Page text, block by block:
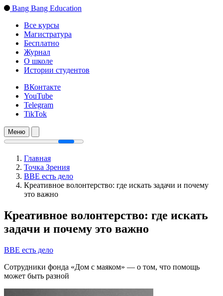
Bang Bang Education
Все курсы
Магистратура
Бесплатно
Журнал
О школе
Истории студентов
ВКонтакте
YouTube
Telegram
TikTok
Меню
Главная
Точка Зрения
BBE есть дело
Креативное волонтерство: где искать задачи и почему
это важно
Креативное волонтерство: где искать
задачи и почему это важно
BBE есть дело
Сотрудники фонда «Дом с маяком» — о том, что помощь
может быть разной